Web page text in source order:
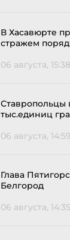
В Хасавюрте
стражем
06 августа, 15:38
Ставропольцы
тыс.единиц
06 августа, 14:59
Глава
Белгород
06 августа, 14:35